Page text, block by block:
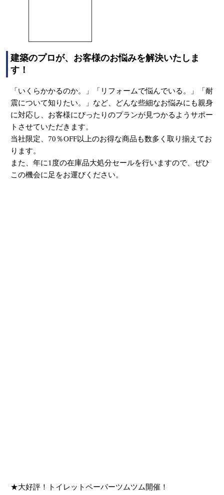
建築のプロが、お客様のお悩みを解決いたしま
す！
「いくらかかるのか。」「リフォームで悩んでいる。」「耐
震について知りたい。」など、どんな些細なお悩みにも親身
に対応し、お客様にぴったりのプランが見つかるようサポー
トさせていただきます。
当社限定、70％OFF以上のお得な商品も数多く取り揃えてお
ります。
また、年に1度の在庫品大処分セールを行いますので、ぜひ
この機会に足をお運びください。
★大好評！トイレットペーパーツムツム開催！